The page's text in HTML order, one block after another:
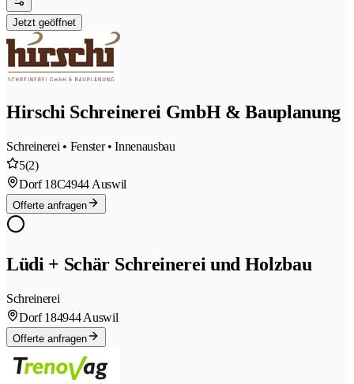
Jetzt geöffnet
Hirschi Schreinerei GmbH & Bauplanung
Schreinerei • Fenster • Innenausbau
5(2)
Dorf 18C4944 Auswil
Offerte anfragen
Lüdi + Schär Schreinerei und Holzbau
Schreinerei
Dorf 184944 Auswil
Offerte anfragen